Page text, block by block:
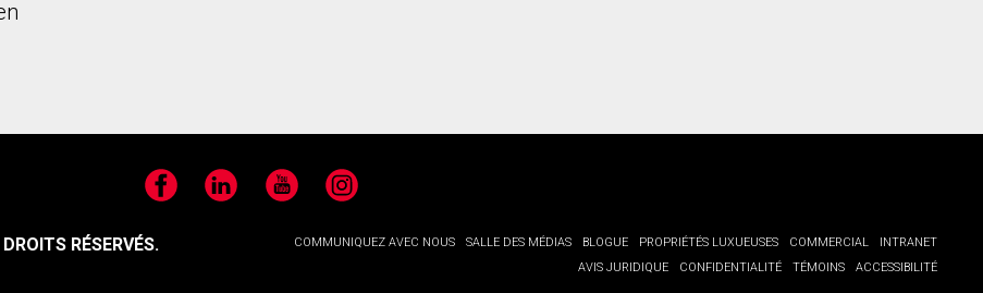
FacebookLinkedIn YouTubeInstagram
COMMUNIQUEZ AVEC NOUS SALLE DES MÉDIAS BLOGUE PROPRIÉTÉS LUXUEUSES COMMERCIAL
INTRANET
AVIS JURIDIQUE
CONFIDENTIALITÉ TÉMOINS ACCESSIBILITÉ
RÉSERVÉS.